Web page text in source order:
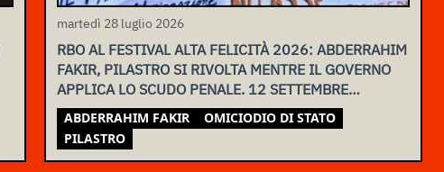
martedì 28 luglio 2026
RBO AL FESTIVAL ALTA FELICITÀ 2026: ABDERRAHIM
FAKIR, PILASTRO SI RIVOLTA MENTRE IL GOVERNO
APPLICA LO SCUDO PENALE. 12 SETTEMBRE
ASSEMBLEA NAZIONALE
ABDERRAHIM FAKIR
OMICIODIO DI STATO
PILASTRO